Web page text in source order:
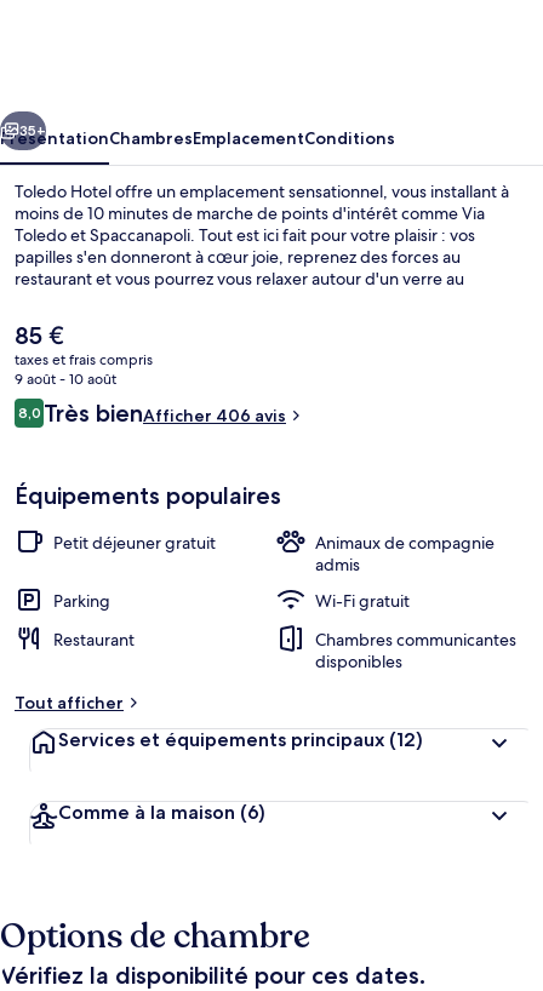
Suivant
35+
PrésentationChambresEmplacementConditions
Toledo Hotel offre un emplacement sensationnel, vous installant à
moins de 10 minutes de marche de points d'intérêt comme Via
Toledo et Spaccanapoli. Tout est ici fait pour votre plaisir : vos
papilles s'en donneront à cœur joie, reprenez des forces au
restaurant et vous pourrez vous relaxer autour d'un verre au
terrasse et un jardin. Sympa non ? Les autres voyageurs adorent le
personnel attentionné. Les transports publics sont rapidement
accessibles à pied : Station Toledo se situe à quelques pas et Station
de métro Università, à 8 min de marche à peine.
Le
prix
actuel
est
de
85 €
taxes et frais compris
9 août - 10 août
Avis
voyageurs
8,08,0 sur 10
Très bienAfficher 406 avis
Équipements populaires
Petit déjeuner gratuit
Animaux de compagnie
admis
Parking
Wi-Fi gratuit
Restaurant
Chambres communicantes
disponibles
Tout afficher
Services et équipements principaux (12)
Comme à la maison (6)
Options de chambre
Vérifiez la disponibilité pour ces dates.